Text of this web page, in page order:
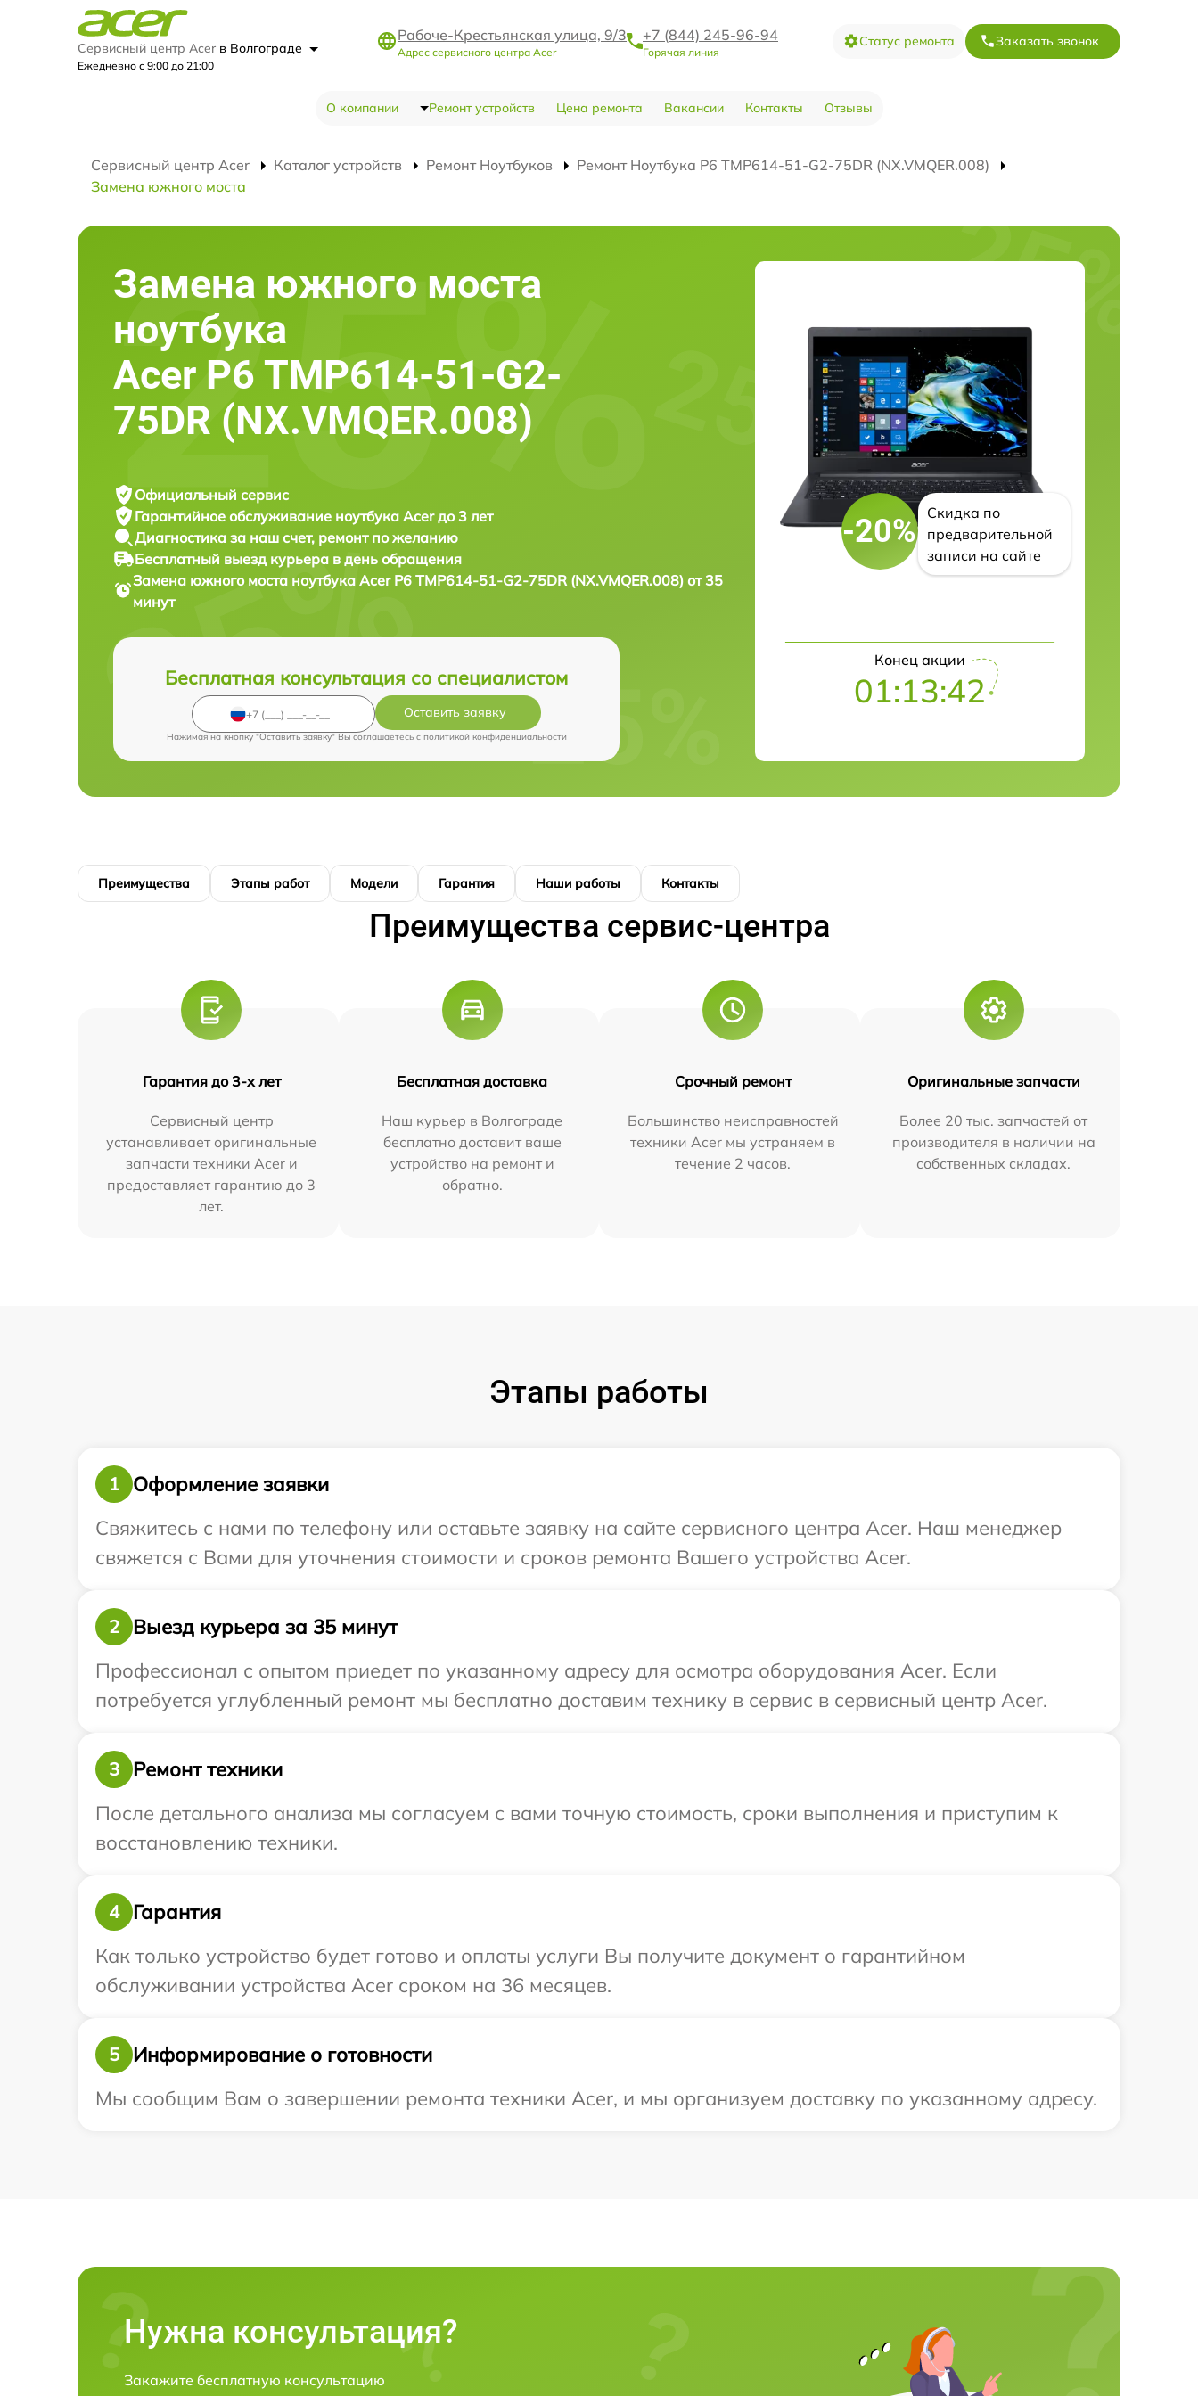
Сервисный центр Acer в Волгограде
Ежедневно с 9:00 до 21:00
Рабоче-Крестьянская улица, 9/3
Адрес сервисного центра Acer
+7 (844) 245-96-94
Горячая линия
Статус ремонта Заказать звонок
О компании Ремонт устройств Цена ремонта Вакансии Контакты Отзывы
Сервисный центр Acer Каталог устройств Ремонт Ноутбуков
Ремонт Ноутбука P6 TMP614-51-G2-75DR (NX.VMQER.008)
Замена южного моста
Замена южного моста
ноутбука
Acer P6 TMP614-51-G2-
75DR (NX.VMQER.008)
Официальный сервис
Гарантийное обслуживание ноутбука Acer до 3 лет
Диагностика за наш счет, ремонт по желанию
Бесплатный выезд курьера в день обращения
Замена южного моста ноутбукаAcer P6 TMP614-51-G2-75DR (NX.VMQER.008) от 35
минут
Бесплатная консультация со специалистом
Оставить заявку
Нажимая на кнопку "Оставить заявку" Вы соглашаетесь c политикой конфиденциальности
-20%
Скидка по
предварительной
записи на сайте
Конец акции
01:13:42
Преимущества Этапы работ Модели Гарантия Наши работы Контакты
Преимущества сервис-центра
Гарантия до 3-х лет
Сервисный центр
устанавливает оригинальные
запчасти техники Acer и
предоставляет гарантию до 3
лет.
Бесплатная доставка
Наш курьер в Волгограде
бесплатно доставит ваше
устройство на ремонт и
обратно.
Срочный ремонт
Большинство неисправностей
техники Acer мы устраняем в
течение 2 часов.
Оригинальные запчасти
Более 20 тыс. запчастей от
производителя в наличии на
собственных складах.
Этапы работы
1
Оформление заявки
Свяжитесь с нами по телефону или оставьте заявку на сайте сервисного центра Acer. Наш менеджер
свяжется с Вами для уточнения стоимости и сроков ремонта Вашего устройства Acer.
2
Выезд курьера за 35 минут
Профессионал с опытом приедет по указанному адресу для осмотра оборудования Acer. Если
потребуется углубленный ремонт мы бесплатно доставим технику в сервис в сервисный центр Acer.
3
Ремонт техники
После детального анализа мы согласуем с вами точную стоимость, сроки выполнения и приступим к
восстановлению техники.
4
Гарантия
Как только устройство будет готово и оплаты услуги Вы получите документ о гарантийном
обслуживании устройства Acer сроком на 36 месяцев.
5
Информирование о готовности
Мы сообщим Вам о завершении ремонта техники Acer, и мы организуем доставку по указанному адресу.
Нужна консультация?
Закажите бесплатную консультацию